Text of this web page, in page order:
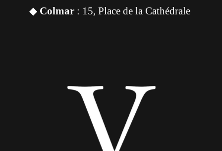
◆ Colmar: 15, Place de la Cathédrale